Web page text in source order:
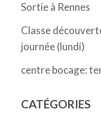
Sortie à Rennes
Classe
journée (lundi)
centre bocage:
CATÉGORIES